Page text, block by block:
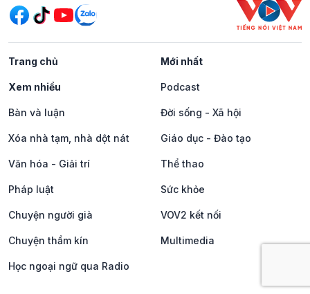
Trang chủ Mới nhất
Xem nhiều Podcast
Bàn và luận Đời sống - Xã hội
Xóa nhà tạm, nhà dột nát Giáo dục - Đào tạo
Văn hóa - Giải trí Thể thao
Pháp luật Sức khỏe
Chuyện người già VOV2 kết nối
Chuyện thầm kín Multimedia
Học ngoại ngữ qua Radio